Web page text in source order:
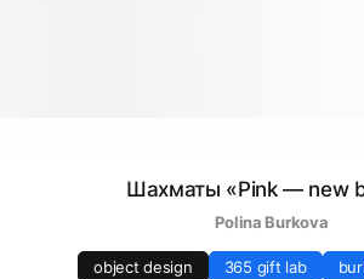
Шахматы «Pink — new
Polina Burkova
object design 365 gift lab